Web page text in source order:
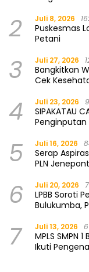
2 Juli 8, 2026
Puskesmas
Petani
3 Juli 27, 2026
Bangkitkan
Cek
4 Juli 23, 2026
SIPAKATAU
Penginputan
5 Juli 16, 2026
Serap
PLN
6 Juli 20, 2026
LPBB Soroti
Bulukumba,
7 Juli 13, 2026
MPLS SMPN
Ikuti